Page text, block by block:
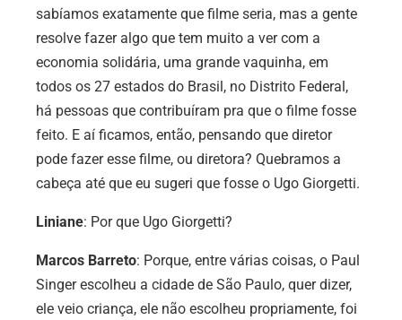
sabíamos exatamente que filme seria, mas a gente
resolve fazer algo que tem muito a ver com a
economia solidária, uma grande vaquinha, em
todos os 27 estados do Brasil, no Distrito Federal,
há pessoas que contribuíram pra que o filme fosse
feito. E aí ficamos, então, pensando que diretor
pode fazer esse filme, ou diretora? Quebramos a
cabeça até que eu sugeri que fosse o Ugo Giorgetti.
Liniane: Por que Ugo Giorgetti?
Marcos Barreto: Porque, entre várias coisas, o Paul
Singer escolheu a cidade de São Paulo, quer dizer,
ele veio criança, ele não escolheu propriamente, foi